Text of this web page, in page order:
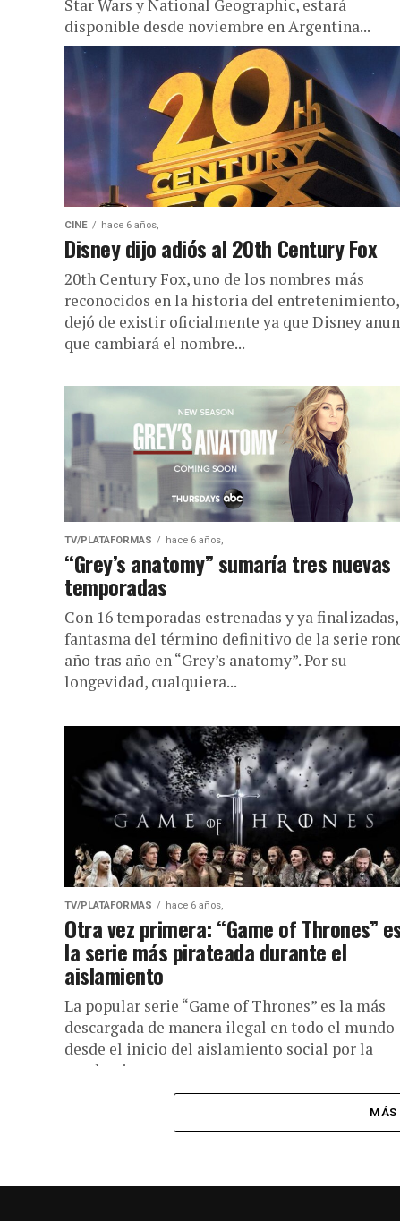
Star Wars y National Geographic, estará
disponible desde noviembre en Argentina...
CINE hace 6 años,
Disney dijo adiós al 20th Century Fox
20th Century Fox, uno de los nombres más
reconocidos en la historia del entretenimiento,
dejó de existir oficialmente ya que Disney
que cambiará el nombre...
TV/PLATAFORMAS hace 6 años,
“Grey’s anatomy” sumaría tres nuevas
temporadas
Con 16 temporadas estrenadas y ya
fantasma del término definitivo de la serie
año tras año en “Grey’s anatomy”. Por su
longevidad, cualquiera...
TV/PLATAFORMAS hace 6 años,
Otra vez primera: “Game of Thrones”
la serie más pirateada durante el
aislamiento
La popular serie “Game of Thrones” es la más
descargada de manera ilegal en todo el mundo
desde el inicio del aislamiento social por la
pandemia...
MÁS